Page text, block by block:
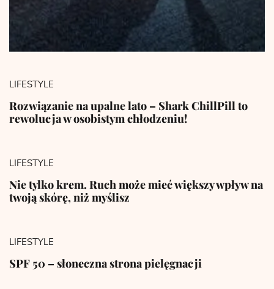
LIFESTYLE
Rozwiązanie na upalne lato – Shark ChillPill to
rewolucja w osobistym chłodzeniu!
LIFESTYLE
Nie tylko krem. Ruch może mieć większy wpływ na
twoją skórę, niż myślisz
LIFESTYLE
SPF 50 – słoneczna strona pielęgnacji